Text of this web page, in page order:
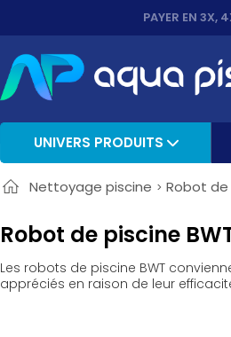
PAYER EN 3X,
UNIVERS PRODUITS
Nettoyage piscine Robot de
Robot de piscine
Les robots de piscine BWT
appréciés en raison de leur